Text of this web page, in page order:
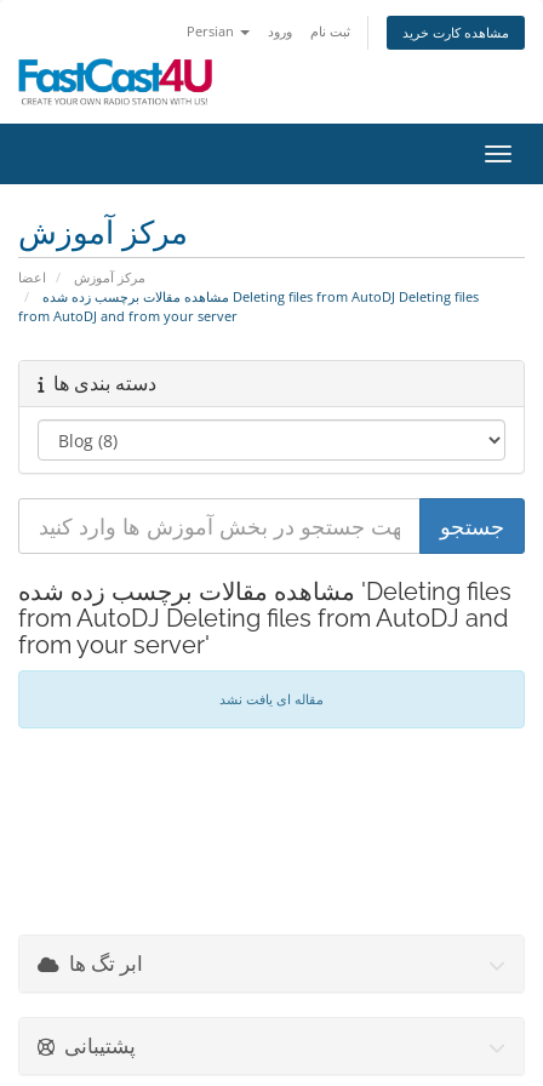
Persian ورود ثبت نام مشاهده کارت خرید
مرکز آموزش
اعضا
مرکز آموزش
from AutoDJ and from your server
دسته بندی ها
مشاهده مقالات برچسب زده شده 'Deleting files
from AutoDJ Deleting files from AutoDJ and
from your server'
مقاله ای یافت نشد
ابر تگ ها
پشتیبانی